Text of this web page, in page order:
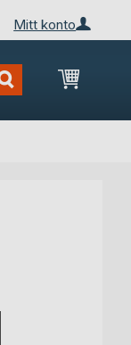
Mitt konto
Min